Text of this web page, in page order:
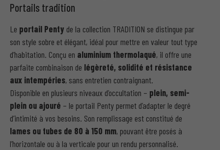
Portails tradition
Le portail Penty de la collection TRADITION se distingue par
son style sobre et élégant, idéal pour mettre en valeur tout type
d’habitation. Conçu en aluminium thermolaqué, il offre une
parfaite combinaison de légèreté, solidité et résistance
aux intempéries, sans entretien contraignant.
Disponible en plusieurs niveaux d’occultation – plein, semi-
plein ou ajouré – le portail Penty permet d’adapter le degré
d’intimité à vos besoins. Son remplissage est constitué de
lames ou tubes de 80 à 150 mm, pouvant être posés à
l’horizontale ou à la verticale pour un rendu personnalisé.